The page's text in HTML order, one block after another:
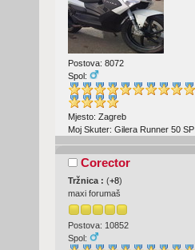
Postova: 8072
Spol:
Mjesto: Zagreb
Moj Skuter: Gilera Runner 50 SP
Corector
Tržnica : (+8)
maxi forumaš
Postova: 10852
Spol: